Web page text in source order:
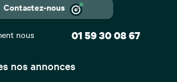
nos annonces
Contactez-nous
nous
01 59 30 08 67